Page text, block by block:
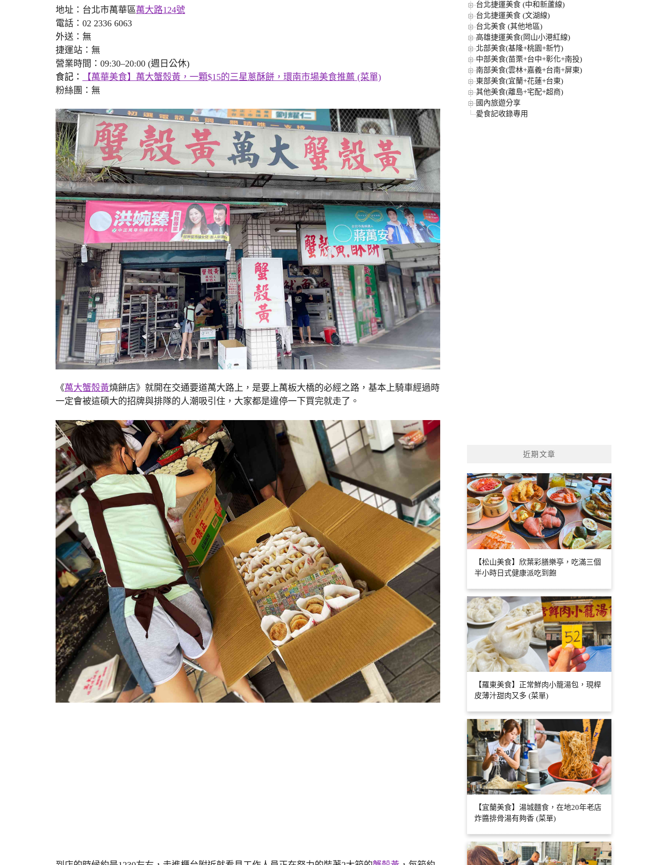
地址：台北市萬華區萬大路124號
電話：02 2336 6063
外送：無
捷運站：無
營業時間：09:30–20:00 (週日公休)
食記：
【萬華美食】萬大蟹殼黃，一顆$15的三星蔥酥餅，環南市場美食推薦 (菜單)
粉絲團：無
《萬大蟹殼黃燒餅店》就開在交通要道萬大路上，是要上萬板大橋的必經之路，基本上騎車經過時
一定會被這碩大的招牌與排隊的人潮吸引住，大家都是違停一下買完就走了。
台北捷運美食 (中和新蘆線)
台北捷運美食 (文湖線)
台北美食 (其他地區)
高雄捷運美食(岡山小港紅線)
北部美食(基隆+桃園+新竹)
中部美食(苗栗+台中+彰化+南投)
南部美食(雲林+嘉義+台南+屏東)
東部美食(宜蘭+花蓮+台東)
其他美食(離島+宅配+超商)
國內旅遊分享
愛食記收錄專用
近期文章
【松山美食】欣葉彩膳樂亭，吃滿三個
半小時日式健康派吃到飽
【羅東美食】正常鮮肉小籠湯包，現桿
皮薄汁甜肉又多 (菜單)
【宜蘭美食】湯城麵食，在地20年老店
炸醬排骨湯有夠香 (菜單)